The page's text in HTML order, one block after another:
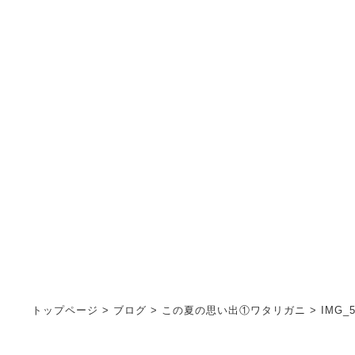
トップページ > ブログ > この夏の思い出①ワタリガニ >